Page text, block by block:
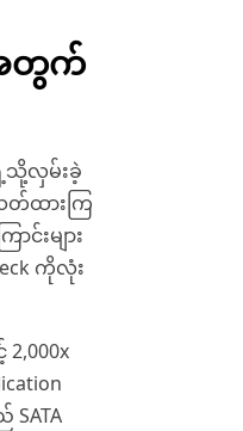
အတွက်
သို့လှမ်းခဲ့
တ်ထားကြ
င်းများ
ကိုလုံး
2,000x
SATA